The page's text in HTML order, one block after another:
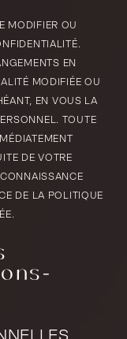
MODIFIER OU
EN
MODIFIÉE OU
EN VOUS LA
TOUTE
DE VOTRE
DE LA POLITIQUE